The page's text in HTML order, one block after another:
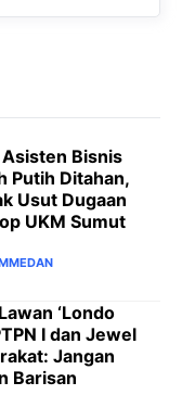
Bisnis
Putih Ditahan,
Usut Dugaan
UKM Sumut
MEDAN
‘Londo
I dan Jewel
Jangan
Barisan